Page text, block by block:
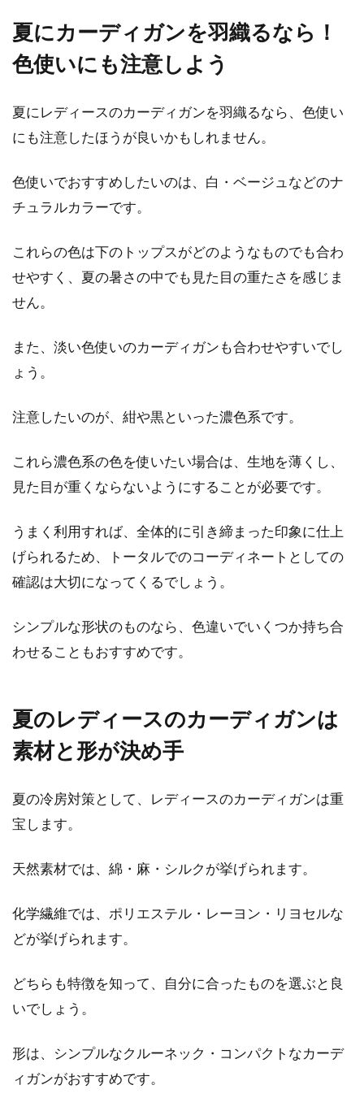
夏にカーディガンを羽織るなら！
色使いにも注意しよう
夏にレディースのカーディガンを羽織るなら、色使い
にも注意したほうが良いかもしれません。
色使いでおすすめしたいのは、白・ベージュなどのナ
チュラルカラーです。
これらの色は下のトップスがどのようなものでも合わ
せやすく、夏の暑さの中でも見た目の重たさを感じま
せん。
また、淡い色使いのカーディガンも合わせやすいでし
ょう。
注意したいのが、紺や黒といった濃色系です。
これら濃色系の色を使いたい場合は、生地を薄くし、
見た目が重くならないようにすることが必要です。
うまく利用すれば、全体的に引き締まった印象に仕上
げられるため、トータルでのコーディネートとしての
確認は大切になってくるでしょう。
シンプルな形状のものなら、色違いでいくつか持ち合
わせることもおすすめです。
夏のレディースのカーディガンは
素材と形が決め手
夏の冷房対策として、レディースのカーディガンは重
宝します。
天然素材では、綿・麻・シルクが挙げられます。
化学繊維では、ポリエステル・レーヨン・リヨセルな
どが挙げられます。
どちらも特徴を知って、自分に合ったものを選ぶと良
いでしょう。
形は、シンプルなクルーネック・コンパクトなカーデ
ィガンがおすすめです。